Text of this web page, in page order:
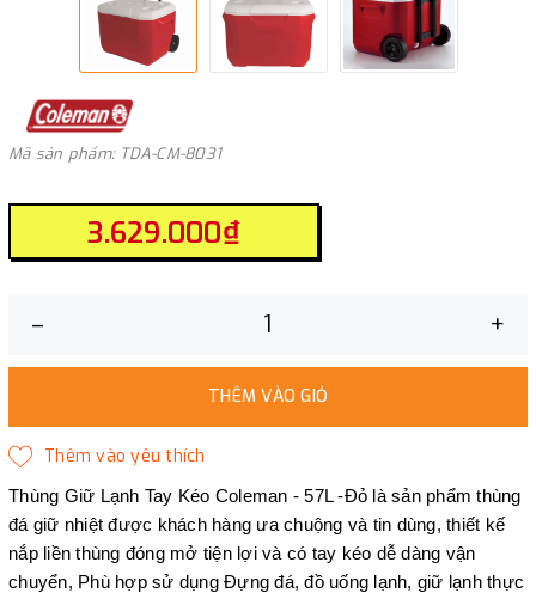
Mã sản phẩm: TDA-CM-8031
3.629.000₫
– +
THÊM VÀO GIỎ
Thùng Giữ Lạnh Tay Kéo Coleman - 57L -Đỏ là sản phẩm thùng
đá giữ nhiệt được khách hàng ưa chuộng và tin dùng, thiết kế
nắp liền thùng đóng mở tiện lợi và có tay kéo dễ dàng vận
chuyển, Phù hợp sử dụng Đựng đá, đồ uống lạnh, giữ lạnh thực